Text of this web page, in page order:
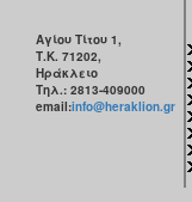
Αγίου Τίτου 1,
Τ.Κ. 71202,
Ηράκλειο
Τηλ.: 2813-409000
email:info@heraklion.gr